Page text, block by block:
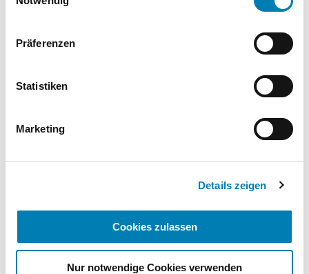
Klick auf „Cookies zulassen“ stimmen Sie der
erforderlichen Cookies zu. Über die Schaltfläche „Nur
notwendige Cookies verwenden“ können Sie die nicht
unteren Regler Ihre persönlichen Bedürfnisse individuell
einstellen. Sie können Ihre Einwilligung jederzeit mit
Informationen finden Sie in unseren
Datenschutzhinweisen.
Präferenzen
Statistiken
Marketing
Details zeigen
Cookies zulassen
Nur notwendige Cookies verwenden
Fax: 0711 8931-167
© contrastwerkstatt - Fotolia.com